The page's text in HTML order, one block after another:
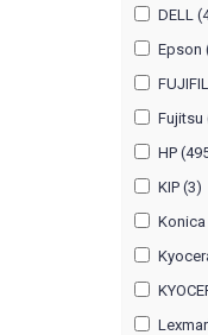
DELL
Epson
Fujitsu
HP
KIP (3)